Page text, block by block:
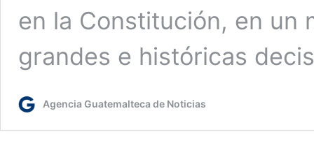
en la Constitución, en un
grandes e históricas
Agencia Guatemalteca de Noticias